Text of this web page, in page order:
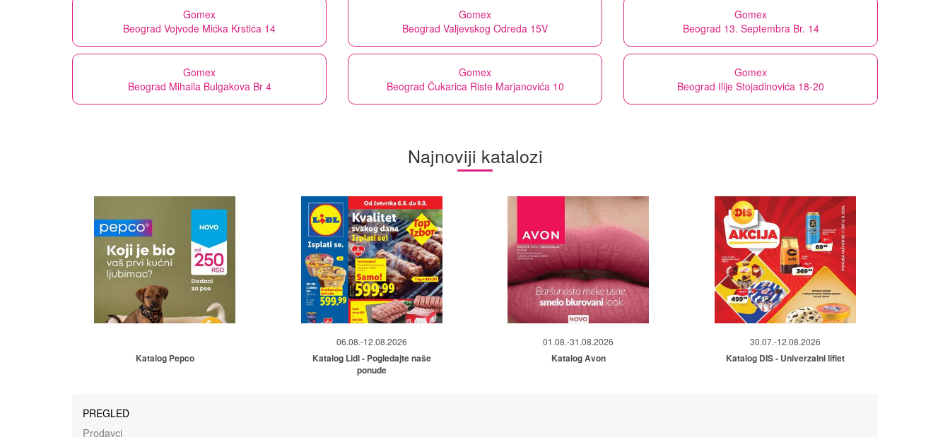
Gomex
Beograd Vojvode Mićka Krstića 14
Gomex
Beograd Valjevskog Odreda 15V
Gomex
Beograd 13. Septembra Br. 14
Gomex
Beograd Mihaila Bulgakova Br 4
Gomex
Beograd Čukarica Riste Marjanovića 10
Gomex
Beograd Ilije Stojadinovića 18-20
Najnoviji katalozi
Katalog Pepco
06.08.-12.08.2026
Katalog Lidl - Pogledajte naše
ponude
01.08.-31.08.2026
Katalog Avon
30.07.-12.08.2026
Katalog DIS - Univerzalni liflet
PREGLED
Prodavci